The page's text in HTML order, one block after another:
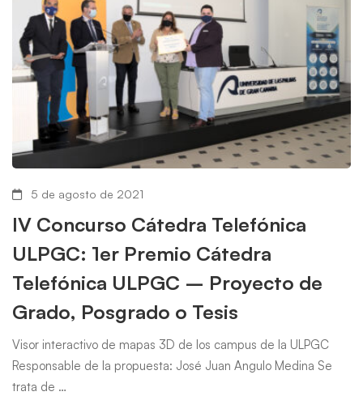
5 de agosto de 2021
IV Concurso Cátedra Telefónica
ULPGC: 1er Premio Cátedra
Telefónica ULPGC – Proyecto de
Grado, Posgrado o Tesis
Visor interactivo de mapas 3D de los campus de la ULPGC
Responsable de la propuesta: José Juan Angulo Medina Se
trata de …